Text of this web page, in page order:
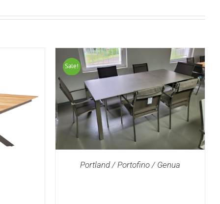
Sale!
Portland / Portofino / Genua